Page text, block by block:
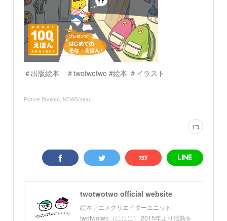
＃出版絵本 ＃twotwotwo #絵本 ＃イラスト
Picture Book(6) NEWS(384)
twotwotwo official website
絵本アニメクリエイターユニット
twotwotwo（ににに） 2015年より活動を